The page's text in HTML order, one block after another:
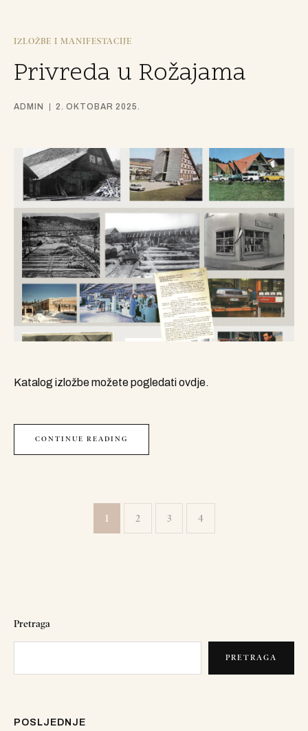
IZLOŽBE I MANIFESTACIJE
Privreda u Rožajama
ADMIN 2. OKTOBAR 2025.
Katalog izložbe možete pogledati ovdje.
CONTINUE READING
1 2 3 4
Pretraga
PRETRAGA
POSLJEDNJE